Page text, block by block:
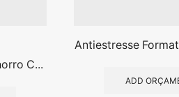
C...
Antiestresse
ADD